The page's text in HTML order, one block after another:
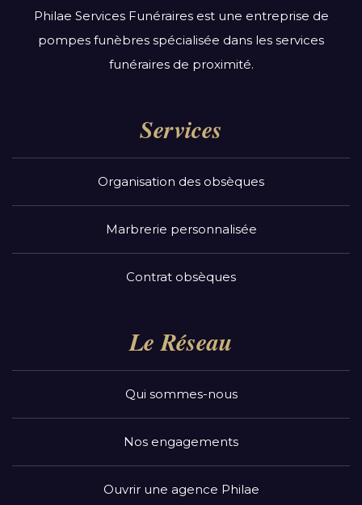
Philae Services Funéraires est une entreprise de
pompes funèbres spécialisée dans les services
funéraires de proximité.
Services
Organisation des obsèques
Marbrerie personnalisée
Contrat obsèques
Le Réseau
Qui sommes-nous
Nos engagements
Ouvrir une agence Philae